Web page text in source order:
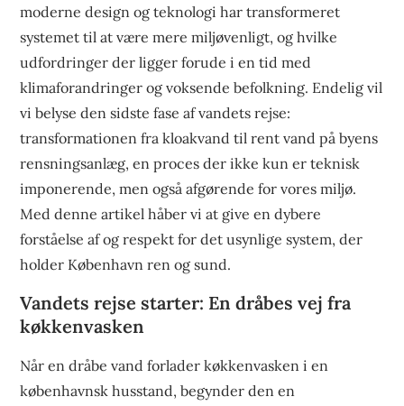
moderne design og teknologi har transformeret
systemet til at være mere miljøvenligt, og hvilke
udfordringer der ligger forude i en tid med
klimaforandringer og voksende befolkning. Endelig vil
vi belyse den sidste fase af vandets rejse:
transformationen fra kloakvand til rent vand på byens
rensningsanlæg, en proces der ikke kun er teknisk
imponerende, men også afgørende for vores miljø.
Med denne artikel håber vi at give en dybere
forståelse af og respekt for det usynlige system, der
holder København ren og sund.
Vandets rejse starter: En dråbes vej fra
køkkenvasken
Når en dråbe vand forlader køkkenvasken i en
københavnsk husstand, begynder den en